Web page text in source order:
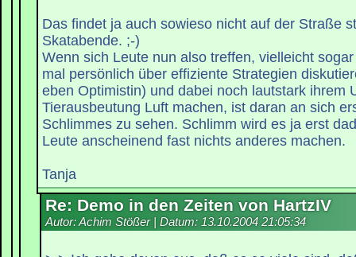
Das findet ja auch sowieso nicht auf der Straße
Skatabende. ;-)
Wenn sich Leute nun also treffen, vielleicht
mal persönlich über effiziente Strategien
eben Optimistin) und dabei noch lautstark ihrem
Tierausbeutung Luft machen, ist daran an sich
Schlimmes zu sehen. Schlimm wird es ja erst
Leute anscheinend fast nichts anderes machen.
Tanja
Re: Demo in den Zeiten von HartzIV
Autor: Achim Stößer | Datum: 13.10.2004 21:05:34